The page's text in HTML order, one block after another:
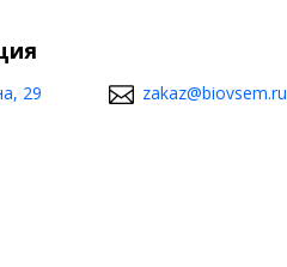
29 zakaz@biovsem.ru